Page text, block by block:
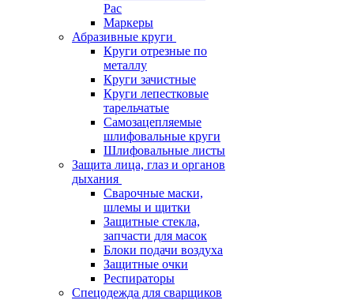
Pac
Маркеры
Абразивные круги
Круги отрезные по
металлу
Круги зачистные
Круги лепестковые
тарельчатые
Самозацепляемые
шлифовальные круги
Шлифовальные листы
Защита лица, глаз и органов
дыхания
Сварочные маски,
шлемы и щитки
Защитные стекла,
запчасти для масок
Блоки подачи воздуха
Защитные очки
Респираторы
Спецодежда для сварщиков